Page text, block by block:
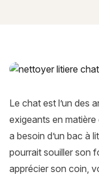
Nettoyer litière chat :
Le chat est l’un des
exigeants en matière
a besoin d’un bac à
pourrait souiller son
apprécier son coin,